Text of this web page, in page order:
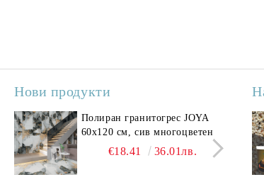
Нови продукти
Полиран гранитогрес JOYA
60x120 см, сив многоцветен
€18.41 36.01лв.